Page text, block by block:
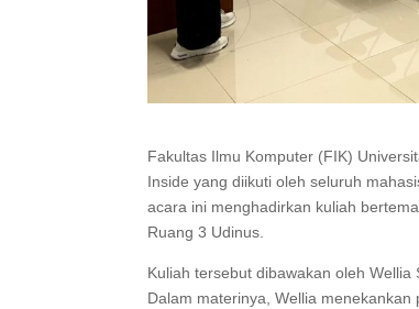
Fakultas Ilmu Komputer (FIK)
Inside yang diikuti oleh seluruh
acara ini menghadirkan kuliah
Ruang 3 Udinus.
Kuliah tersebut dibawakan oleh
Dalam materinya, Wellia menekankan